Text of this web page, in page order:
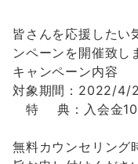
皆さんを応援したい
ンペーンを開催致し
キャンペーン内容
対象期間：2022/4/
特 典：入会金
無料カウンセリング